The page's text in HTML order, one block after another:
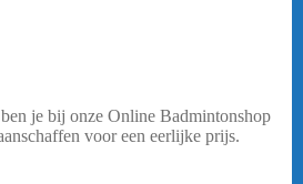
je bij onze Online Badmintonshop
voor een eerlijke prijs.